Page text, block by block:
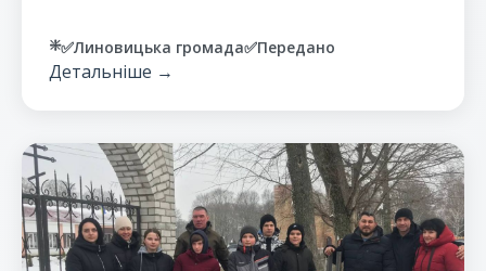
❇️✅Линовицька громада✅Передано
Детальніше →